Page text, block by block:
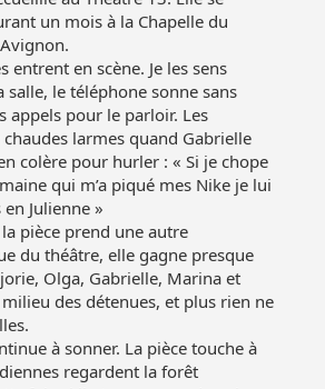
un mois à la Chapelle du
entrent en scène. Je les sens
salle, le téléphone sonne sans
appels pour le parloir. Les
larmes quand Gabrielle
colère pour hurler : « Si je chope
qui m’a piqué mes Nike je lui
Julienne »
pièce prend une autre
du théâtre, elle gagne presque
Olga, Gabrielle, Marina et
des détenues, et plus rien ne
à sonner. La pièce touche à
regardent la forêt